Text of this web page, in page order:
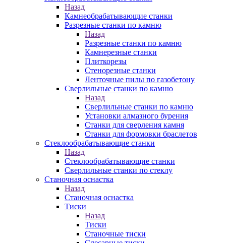
Назад
Камнеобрабатывающие станки
Разрезные станки по камню
Назад
Разрезные станки по камню
Камнерезные станки
Плиткорезы
Стенорезные станки
Ленточные пилы по газобетону
Сверлильные станки по камню
Назад
Сверлильные станки по камню
Установки алмазного бурения
Станки для сверления камня
Станки для формовки браслетов
Стеклообрабатывающие станки
Назад
Стеклообрабатывающие станки
Сверлильные станки по стеклу
Станочная оснастка
Назад
Станочная оснастка
Тиски
Назад
Тиски
Станочные тиски